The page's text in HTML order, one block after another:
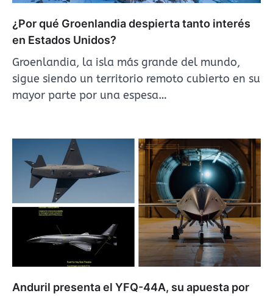
¿Por qué Groenlandia despierta tanto interés
en Estados Unidos?
Groenlandia, la isla más grande del mundo,
sigue siendo un territorio remoto cubierto en su
mayor parte por una espesa…
Anduril presenta el YFQ-44A, su apuesta por